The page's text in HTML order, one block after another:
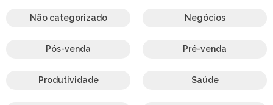
Não categorizado Negócios
Pós-venda Pré-venda
Produtividade Saúde